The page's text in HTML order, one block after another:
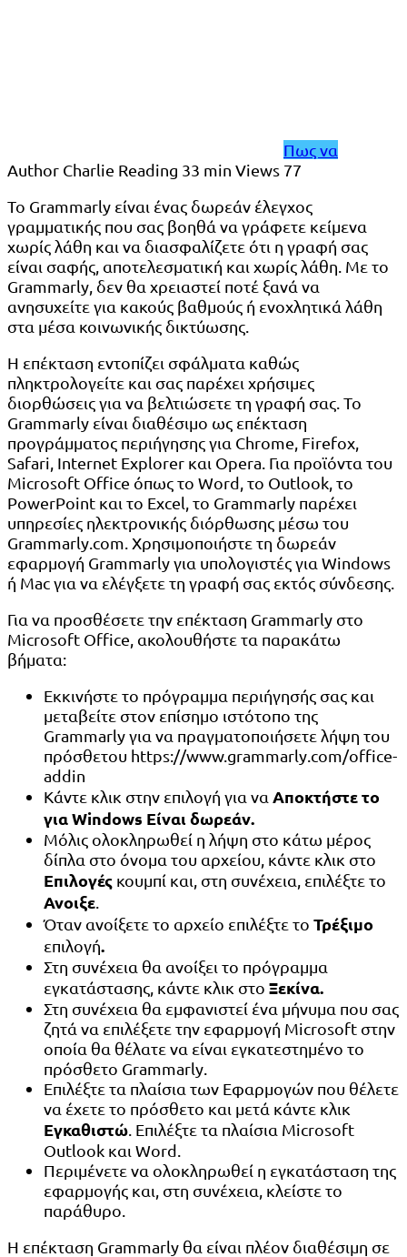
Πως να
Author Charlie Reading 33 min Views 77
Το Grammarly είναι ένας δωρεάν έλεγχος
γραμματικής που σας βοηθά να γράφετε κείμενα
χωρίς λάθη και να διασφαλίζετε ότι η γραφή σας
είναι σαφής, αποτελεσματική και χωρίς λάθη. Με το
Grammarly, δεν θα χρειαστεί ποτέ ξανά να
ανησυχείτε για κακούς βαθμούς ή ενοχλητικά λάθη
στα μέσα κοινωνικής δικτύωσης.
Η επέκταση εντοπίζει σφάλματα καθώς
πληκτρολογείτε και σας παρέχει χρήσιμες
διορθώσεις για να βελτιώσετε τη γραφή σας. Το
Grammarly είναι διαθέσιμο ως επέκταση
προγράμματος περιήγησης για Chrome, Firefox,
Safari, Internet Explorer και Opera. Για προϊόντα του
Microsoft Office όπως το Word, το Outlook, το
PowerPoint και το Excel, το Grammarly παρέχει
υπηρεσίες ηλεκτρονικής διόρθωσης μέσω του
Grammarly.com. Χρησιμοποιήστε τη δωρεάν
εφαρμογή Grammarly για υπολογιστές για Windows
ή Mac για να ελέγξετε τη γραφή σας εκτός σύνδεσης.
Για να προσθέσετε την επέκταση Grammarly στο
Microsoft Office, ακολουθήστε τα παρακάτω
βήματα:
Εκκινήστε το πρόγραμμα περιήγησής σας και
μεταβείτε στον επίσημο ιστότοπο της
Grammarly για να πραγματοποιήσετε λήψη του
πρόσθετου https://www.grammarly.com/office-
addin
Κάντε κλικ στην επιλογή για να Αποκτήστε το
για Windows Είναι δωρεάν.
Μόλις ολοκληρωθεί η λήψη στο κάτω μέρος
δίπλα στο όνομα του αρχείου, κάντε κλικ στο
Επιλογές κουμπί και, στη συνέχεια, επιλέξτε το
Ανοιξε
Όταν ανοίξετε το αρχείο επιλέξτε το Τρέξιμο
επιλογή.
Στη συνέχεια θα ανοίξει το πρόγραμμα
εγκατάστασης, κάντε κλικ στο Ξεκίνα.
Στη συνέχεια θα εμφανιστεί ένα μήνυμα που σας
ζητά να επιλέξετε την εφαρμογή Microsoft στην
οποία θα θέλατε να είναι εγκατεστημένο το
πρόσθετο Grammarly.
Επιλέξτε τα πλαίσια των Εφαρμογών που θέλετε
να έχετε το πρόσθετο και μετά κάντε κλικ
Εγκαθιστώ . Επιλέξτε τα πλαίσια Microsoft
Outlook και Word.
Περιμένετε να ολοκληρωθεί η εγκατάσταση της
εφαρμογής και, στη συνέχεια, κλείστε το
παράθυρο.
Η επέκταση Grammarly θα είναι πλέον διαθέσιμη σε